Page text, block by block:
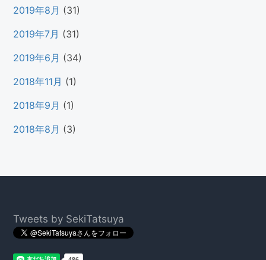
2019年8月 (31)
2019年7月 (31)
2019年6月 (34)
2018年11月 (1)
2018年9月 (1)
2018年8月 (3)
Footer
Tweets by SekiTatsuya